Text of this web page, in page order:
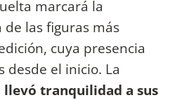
marcará la
las figuras más
cuya presencia
desde el inicio. La
llevó tranquilidad a sus